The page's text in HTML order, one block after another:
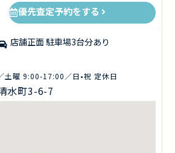
優先査定予約をする
店舗正面 駐車場3台分あり
曜 9:00-17:00／日•祝 定休日
水町3-6-7